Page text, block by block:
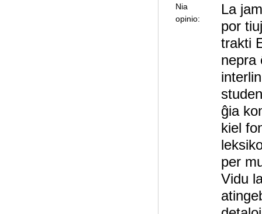
Nia
opinio:
La
por
trakti
nepra
ĝia
kiel
per
Vidu